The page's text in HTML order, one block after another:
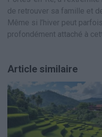
de retrouver sa famille et
Même si l’hiver peut
profondément attaché à
Article similaire